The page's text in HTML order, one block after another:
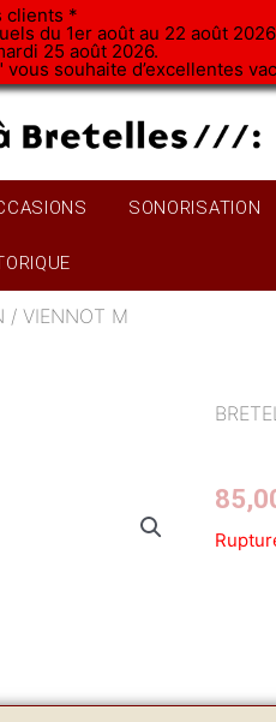
clients *
du 1er août au 22 août
25 août 2026.
souhaite d’excellentes
SONORISATION
/ VIENNOT M